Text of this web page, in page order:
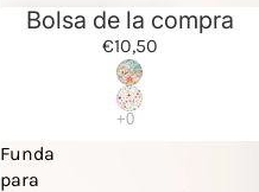
Bolsa de la compra
€10,50
Funda
para